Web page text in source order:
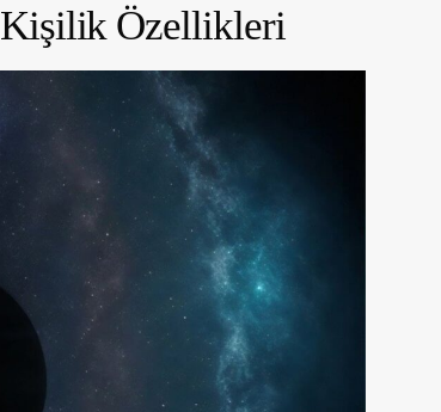
Kişilik Özellikleri